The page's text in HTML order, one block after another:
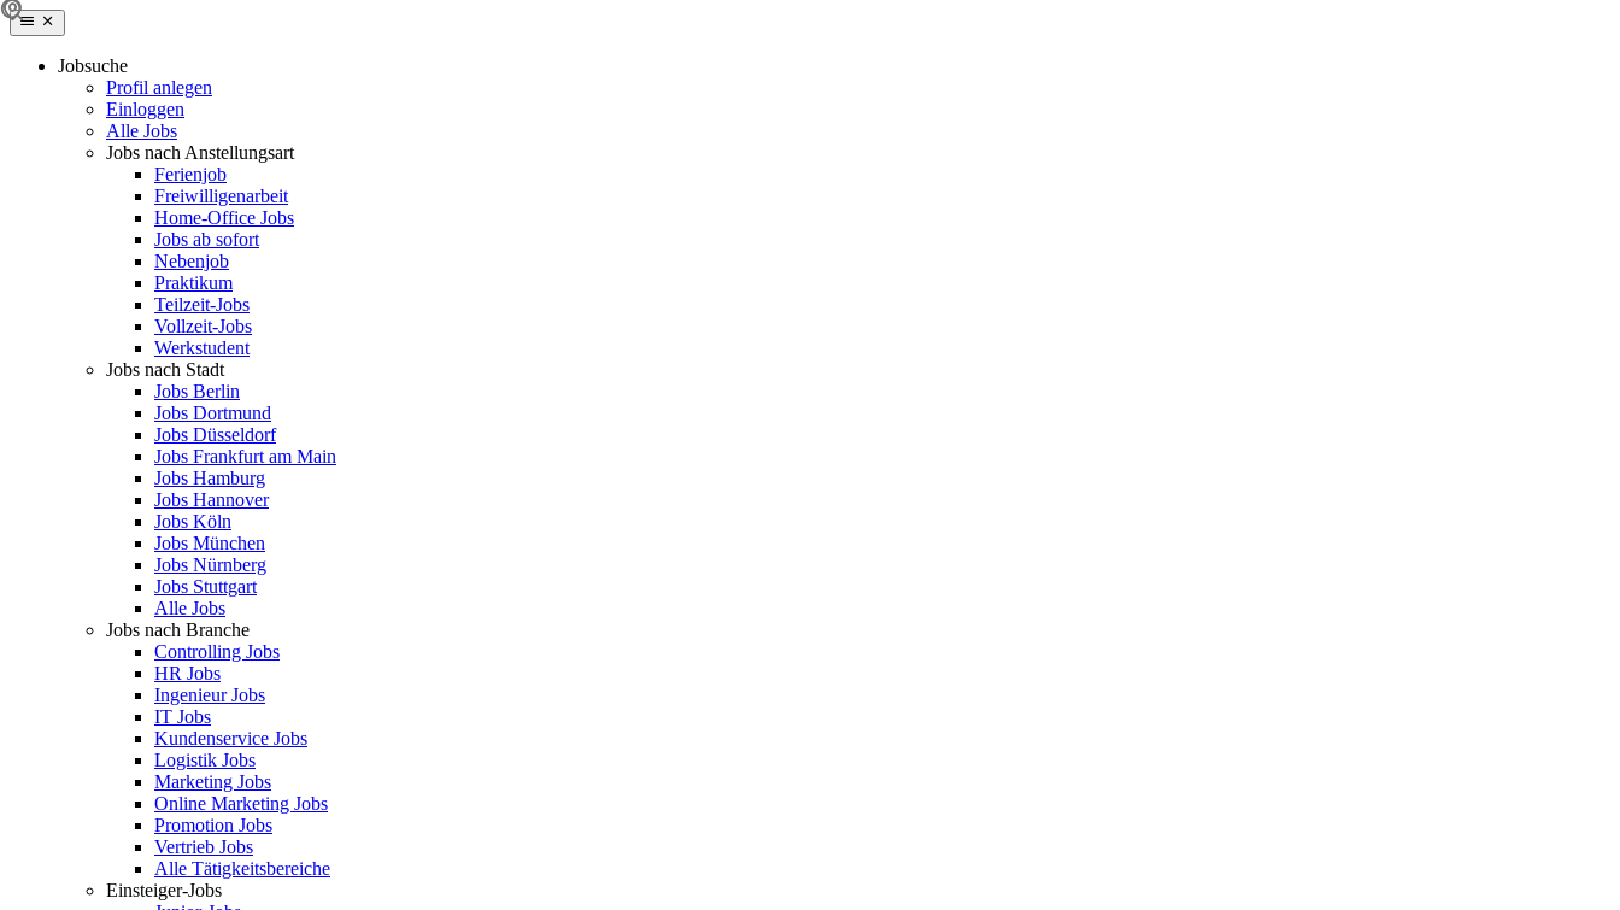
Jobsuche
Profil anlegen
Einloggen
Alle Jobs
Jobs nach Anstellungsart
Ferienjob
Freiwilligenarbeit
Home-Office Jobs
Jobs ab sofort
Nebenjob
Praktikum
Teilzeit-Jobs
Vollzeit-Jobs
Werkstudent
Jobs nach Stadt
Jobs Berlin
Jobs Dortmund
Jobs Düsseldorf
Jobs Frankfurt am Main
Jobs Hamburg
Jobs Hannover
Jobs Köln
Jobs München
Jobs Nürnberg
Jobs Stuttgart
Alle Jobs
Jobs nach Branche
Controlling Jobs
HR Jobs
Ingenieur Jobs
IT Jobs
Kundenservice Jobs
Logistik Jobs
Marketing Jobs
Online Marketing Jobs
Promotion Jobs
Vertrieb Jobs
Alle Tätigkeitsbereiche
Einsteiger-Jobs